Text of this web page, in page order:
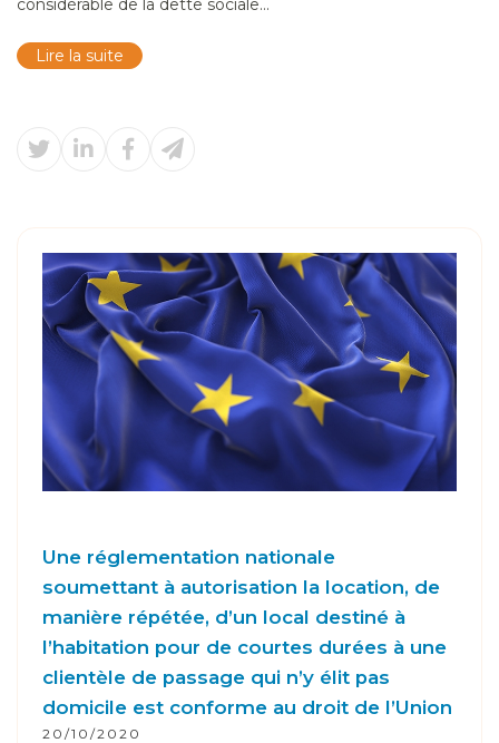
considérable de la dette sociale...
Lire la suite
Une réglementation nationale
soumettant à autorisation la location, de
manière répétée, d’un local destiné à
l’habitation pour de courtes durées à une
clientèle de passage qui n’y élit pas
domicile est conforme au droit de l’Union
20/10/2020